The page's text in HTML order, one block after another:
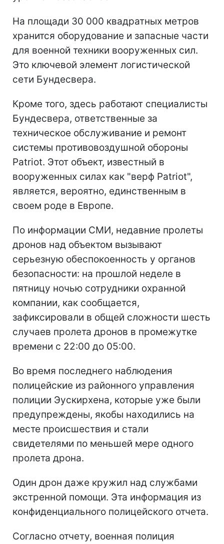
На площади 30 000 квадратных метров
хранится оборудование и запасные части
для военной техники вооруженных сил.
Это ключевой элемент логистической
сети Бундесвера.
Кроме того, здесь работают специалисты
Бундесвера, ответственные за
техническое обслуживание и ремонт
системы противовоздушной обороны
Patriot. Этот объект, известный в
вооруженных силах как "верф Patriot",
является, вероятно, единственным в
своем роде в Европе.
По информации СМИ, недавние пролеты
дронов над объектом вызывают
серьезную обеспокоенность у органов
безопасности: на прошлой неделе в
пятницу ночью сотрудники охранной
компании, как сообщается,
зафиксировали в общей сложности шесть
случаев пролета дронов в промежутке
времени с 22:00 до 05:00.
Во время последнего наблюдения
полицейские из районного управления
полиции Эускирхена, которые уже были
предупреждены, якобы находились на
месте происшествия и стали
свидетелями по меньшей мере одного
пролета дрона.
Один дрон даже кружил над службами
экстренной помощи. Эта информация из
конфиденциального полицейского отчета.
Согласно отчету, военная полиция